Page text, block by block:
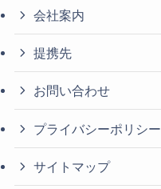
会社案内
提携先
お問い合わせ
プライバシーポリシー
サイトマップ